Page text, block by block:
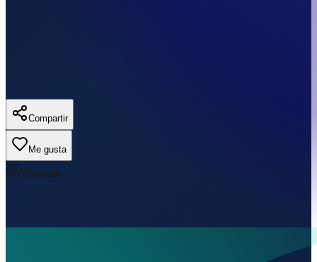
Compartir
Me gusta
0Vistas